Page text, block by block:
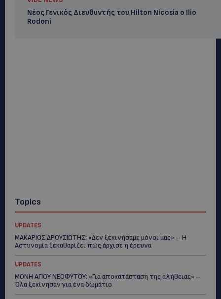
Νέος Γενικός Διευθυντής του Hilton Nicosia ο Ilio
Rodoni
Topics
UPDATES
ΜΑΚΑΡΙΟΣ ΔΡΟΥΣΙΩΤΗΣ: «Δεν ξεκινήσαμε μόνοι μας» – Η
Αστυνομία ξεκαθαρίζει πώς άρχισε η έρευνα
UPDATES
ΜΟΝΗ ΑΓΙΟΥ ΝΕΟΦΥΤΟΥ: «Για αποκατάσταση της αλήθειας» –
Όλα ξεκίνησαν για ένα δωμάτιο